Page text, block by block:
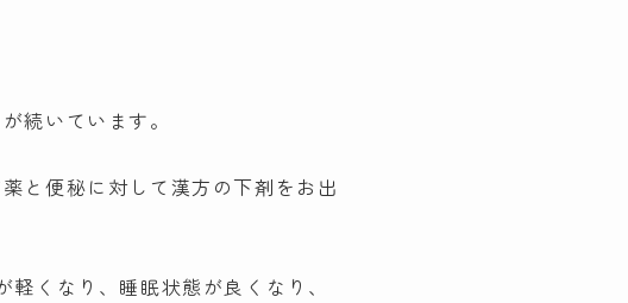
続いています。
と便秘に対して漢方の下剤をお出
くなり、睡眠状態が良くなり、